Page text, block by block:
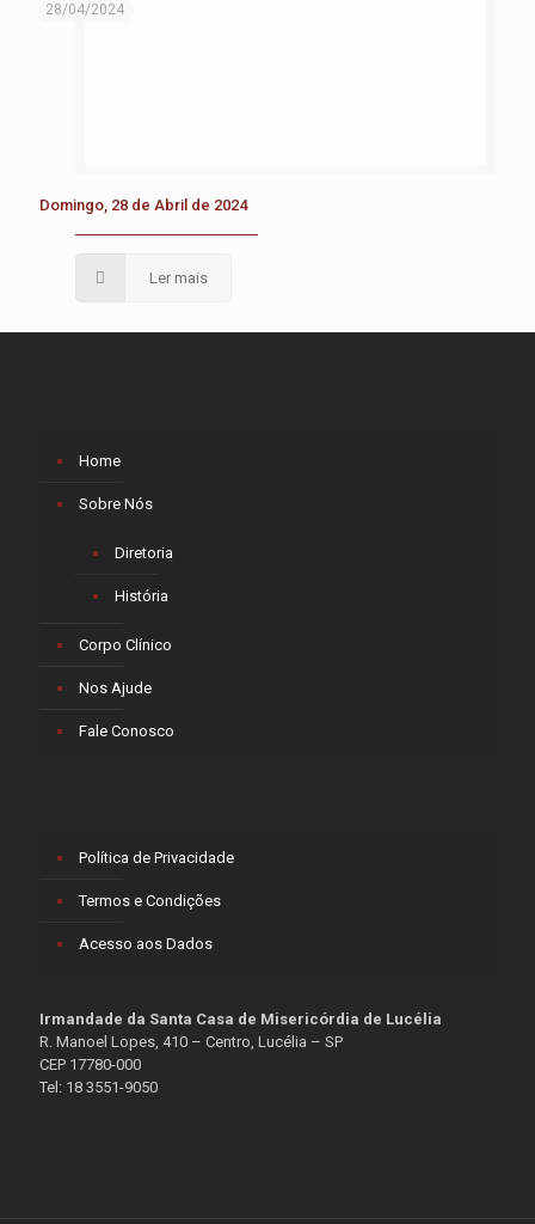
28/04/2024
Domingo, 28 de Abril de 2024
Ler mais
Home
Sobre Nós
Diretoria
História
Corpo Clínico
Nos Ajude
Fale Conosco
Política de Privacidade
Termos e Condições
Acesso aos Dados
Irmandade da Santa Casa de Misericórdia de Lucélia
R. Manoel Lopes, 410 – Centro, Lucélia – SP
CEP 17780-000
Tel: 18 3551-9050